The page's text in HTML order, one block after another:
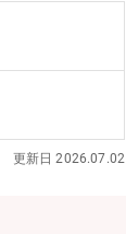
します。▼担当
One」募
ト設計から体験
担当するた
ディング部門
ナーやディレク
実行に必要なク
更新日 2026.07.02